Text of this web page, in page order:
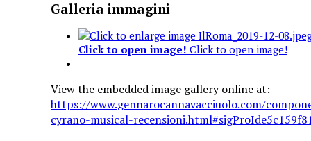
Galleria immagini
Click to open image! Click to open image!
View the embedded image gallery online at:
https://www.gennarocannavacciuolo.com/
cyrano-musical-